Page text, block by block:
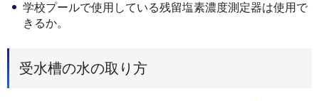
学校プールで使用している残留塩素濃度測定器は使用で
きるか。
受水槽の水の取り方